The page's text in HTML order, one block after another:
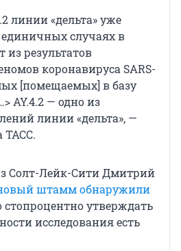
линии «дельта» уже
случаях в
из результатов
коронавируса SARS-
[помещаемых] в базу
AY.4.2 — одно из
линии «дельта», —
ТАСС.
Солт-Лейк-Сити Дмитрий
штамм обнаружили
стопроцентно утверждать
исследования есть